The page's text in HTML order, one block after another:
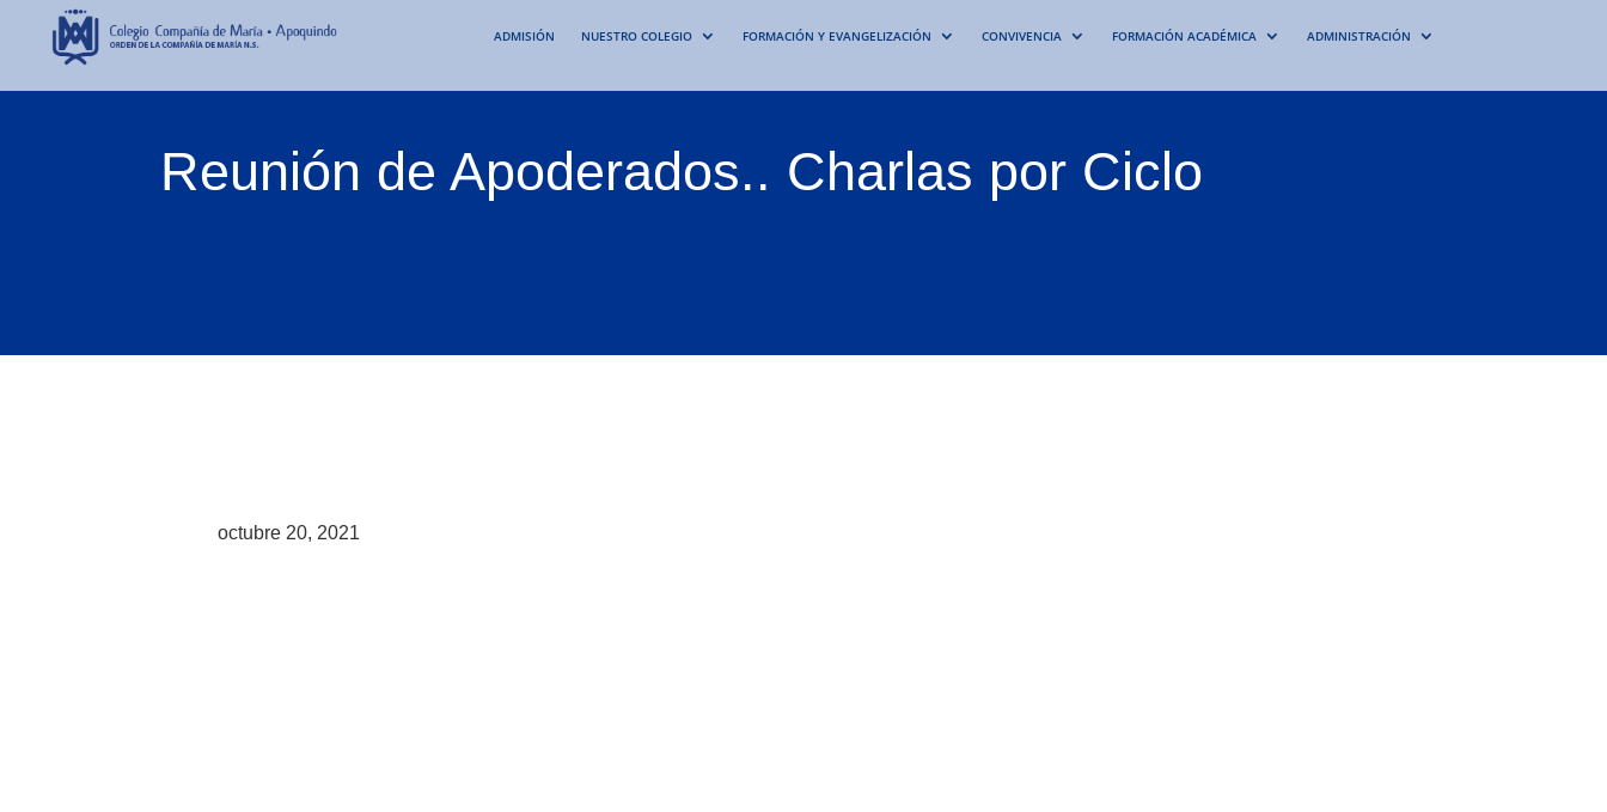
ADMISIÓN NUESTRO COLEGIO FORMACIÓN Y EVANGELIZACIÓN CONVIVENCIA FORMACIÓN ACADÉMICA ADMINISTRACIÓN
Reunión de Apoderados.. Charlas por Ciclo
octubre 20, 2021